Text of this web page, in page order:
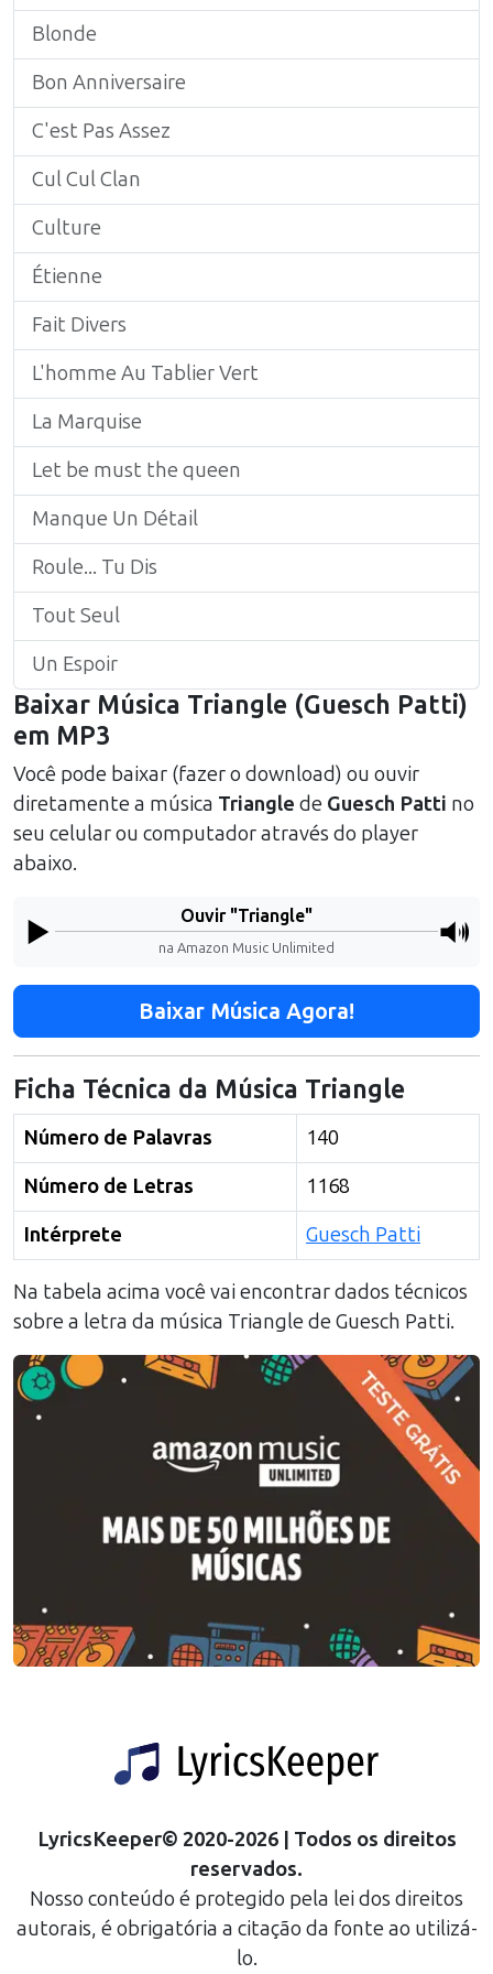
Blonde
Bon Anniversaire
C'est Pas Assez
Cul Cul Clan
Culture
Étienne
Fait Divers
L'homme Au Tablier Vert
La Marquise
Let be must the queen
Manque Un Détail
Roule... Tu Dis
Tout Seul
Un Espoir
Baixar Música Triangle (Guesch Patti)
em MP3
Você pode baixar (fazer o download) ou ouvir
diretamente a música Triangle de Guesch Patti no
seu celular ou computador através do player
abaixo.
Ouvir "Triangle"
na Amazon Music Unlimited
Baixar Música Agora!
Ficha Técnica da Música Triangle
Número de Palavras
140
Número de Letras
1168
Intérprete
Guesch Patti
Na tabela acima você vai encontrar dados técnicos
sobre a letra da música TriangledeGuesch Patti.
LyricsKeeper© 2020-2026| Todos os direitos
reservados.
Nosso conteúdo é protegido pela lei dos direitos
autorais, é obrigatória a citação da fonte ao utilizá-
lo.